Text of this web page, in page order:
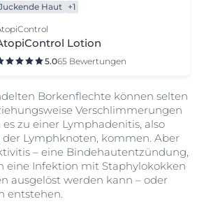
Haut +1
Lotion
5.065 Bewertungen
Borkenflechte können selten
Verschlimmerungen
zu einer Lymphadenitis, also
Lymphknoten, kommen. Aber
– eine Bindehautentzündung,
eine Infektion mit Staphylokokken
ausgelöst werden kann – oder
entstehen.